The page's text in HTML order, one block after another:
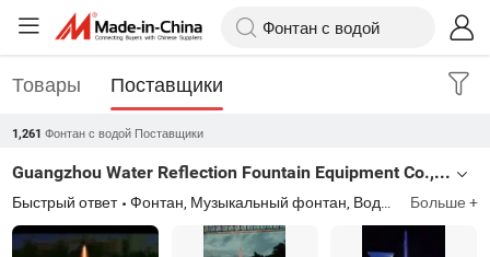
Товары Поставщики
1,261 Фонтан с водой Поставщики
Guangzhou Water Reflection Fountain Equipment Co., Ltd.
Быстрый ответ Фонтан, Музыкальный фонтан, Водное шоу, Проекция на водном экране, Проекция водяной занавес, CNC водяной занавес, Светодиодная нержавеющая лампа под водой, Сопло, Аэрозольный распылитель, Сухой фонтан Больше +